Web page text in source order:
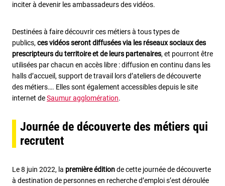
inciter à devenir les ambassadeurs des vidéos.
Destinées à faire découvrir ces métiers à tous types de
publics, ces vidéos seront diffusées via les réseaux sociaux des
prescripteurs du territoire et de leurs partenaires, et pourront être
utilisées par chacun en accès libre : diffusion en continu dans les
halls d’accueil, support de travail lors d’ateliers de découverte
des métiers…. Elles sont également accessibles depuis le site
internet deSaumur agglomération.
Journée de découverte des métiers qui
recrutent
Le 8 juin 2022, la première éditionde cette journée de découverte
à destination de personnes en recherche d’emploi s’est déroulée